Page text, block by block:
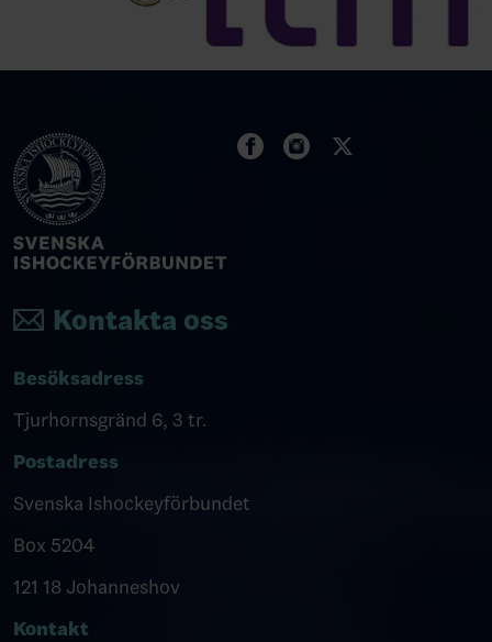
Kontakta oss
Besöksadress
Tjurhornsgränd 6, 3 tr.
Postadress
Svenska Ishockeyförbundet
Box 5204
121 18 Johanneshov
Kontakt